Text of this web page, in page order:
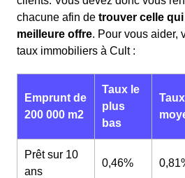
chacune afin de trouver celle
meilleure offre. Pour vous aider,
taux immobiliers à Cult :
Emprunt de
200 000 m2
Taux le
plus
bas
Taux
Prêt sur 10
ans
0,46%